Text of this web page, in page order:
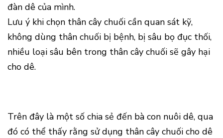
đàn dê của mình.
Lưu ý khi chọn thân cây chuối cần quan sát kỹ,
không dùng thân chuối bị bệnh, bị sâu bọ đục thối,
nhiều loại sâu bên trong thân cây chuối sẽ gây hại
cho dê.
Trên đây là một số chia sẻ đến bà con nuôi dê, qua
đó có thể thấy rằng sử dụng thân cây chuối cho dê